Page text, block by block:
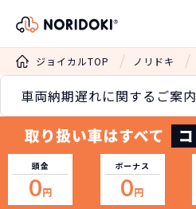
ジョイカルTOP ノリドキ
車両納期遅れに関するご案内
頭金
0円
ボーナス
0円